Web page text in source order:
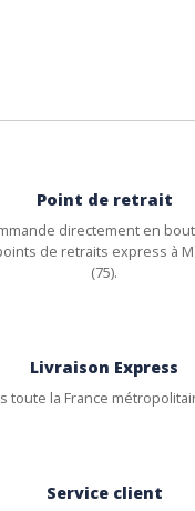
Point de retrait
directement en
de retraits express à
(75).
Livraison Express
toute la France
Service client